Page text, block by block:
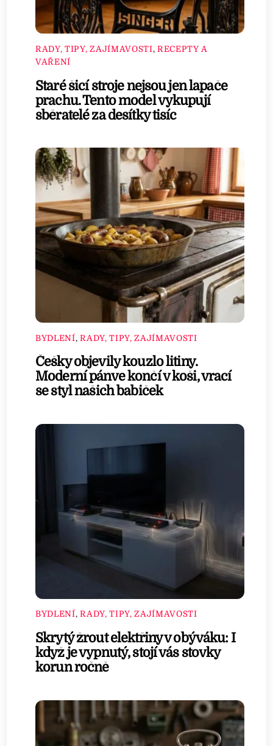
RADY, TIPY, ZAJÍMAVOSTI, RECEPTY A
VAŘENÍ
Staré šicí stroje nejsou jen lapače
prachu. Tento model vykupují
sběratelé za desítky tisíc
BYDLENÍ,RADY, TIPY, ZAJÍMAVOSTI
Češky objevily kouzlo litiny.
Moderní pánve končí v koši, vrací
se styl našich babiček
BYDLENÍ,RADY, TIPY, ZAJÍMAVOSTI
Skrytý žrout elektřiny v obýváku: I
když je vypnutý, stojí vás stovky
korun ročně